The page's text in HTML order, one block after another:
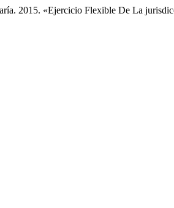
2015. «Ejercicio Flexible De La